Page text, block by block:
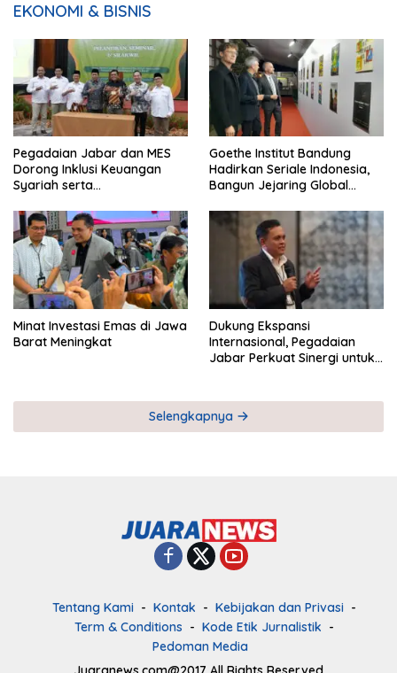
EKONOMI & BISNIS
Pegadaian Jabar dan MES
Dorong Inklusi Keuangan
Syariah serta
Goethe Institut Bandung
Hadirkan Seriale Indonesia,
Bangun Jejaring Global
Minat Investasi Emas di Jawa
Barat Meningkat
Dukung Ekspansi
Internasional, Pegadaian
Jabar Perkuat Sinergi untuk
Selengkapnya
Tentang Kami Kontak
Kebijakan dan Privasi
Term & Conditions
Kode Etik Jurnalistik
Pedoman Media